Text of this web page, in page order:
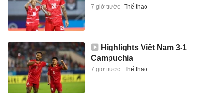
7 giờ trước Thể thao
Highlights Việt Nam 3-1
Campuchia
7 giờ trước Thể thao